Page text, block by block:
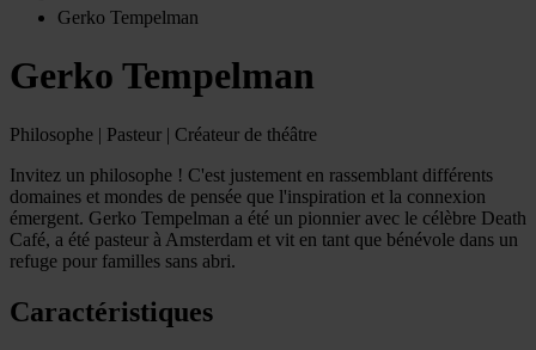
Gerko Tempelman
Gerko Tempelman
Philosophe | Pasteur | Créateur de théâtre
Invitez un philosophe ! C'est justement en rassemblant différents
domaines et mondes de pensée que l'inspiration et la connexion
émergent. Gerko Tempelman a été un pionnier avec le célèbre Death
Café, a été pasteur à Amsterdam et vit en tant que bénévole dans un
refuge pour familles sans abri.
Caractéristiques